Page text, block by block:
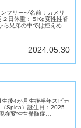
フリーゼ名前：カメリ
日体重：５Kg変性性脊
兄弟の中では控えめだ
2024.05.30
後4か月生後半年スピカ
Spica）誕生日：2025
在変性性脊髄症